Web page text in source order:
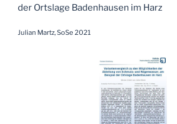
der Ortslage Badenhausen im Harz
Julian Martz, SoSe 2021